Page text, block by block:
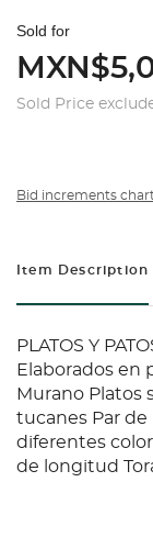
Sold for
Sold Price
Bid increments chart
Item Description
PLATOS Y
Elaborados en
Murano Platos
tucanes Par
diferentes
de longitud